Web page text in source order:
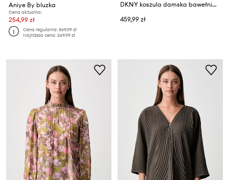
Aniye By bluzka
Cena aktualna:
254,99 zł
Cena regularna:869,99 zł
Najniższa cena:269,99 zł
DKNY koszula damska bawełniana
459,99 zł